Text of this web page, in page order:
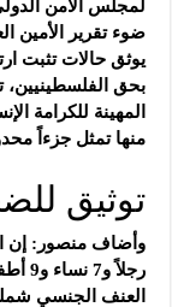
لمجلس الأمن
يوثق حالات تثبت
بحق الفلسطينيين،
المهينة للكرامة
منها تمثل جزءاً
توثيق
العنف الجنسي